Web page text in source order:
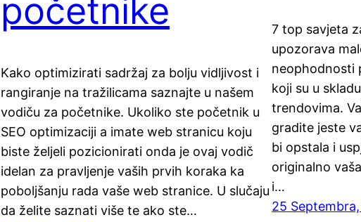
početnike
Kako optimizirati sadržaj za bolju vidljivost i
rangiranje na tražilicama saznajte u našem
vodiču za početnike. Ukoliko ste početnik u
SEO optimizaciji a imate web stranicu koju
biste željeli pozicionirati onda je ovaj vodič
idelan za pravljenje vaših prvih koraka ka
poboljšanju rada vaše web stranice. U slučaju
da želite saznati više te ako ste…
7 top savjeta
upozorava
neophodnosti
koji su u
trendovima.
gradite jeste
bi opstala i
originalno
i…
25